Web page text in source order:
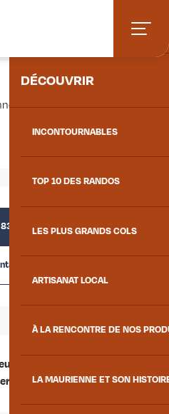
DÉCOUVRIR
INCONTOURNABLES
TOP 10 DES RANDOS
LES PLUS GRANDS COLS
ARTISANAT LOCAL
À LA RENCONTRE DE NOS
LA MAURIENNE ET SON
63 97▒▒
nous
qui vous lâche... nous
!